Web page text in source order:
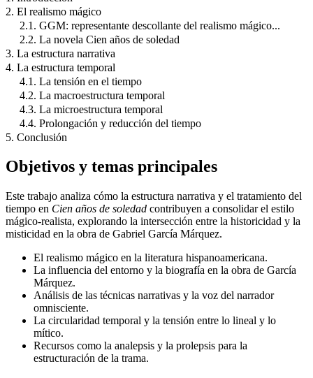
2. El realismo mágico
2.1. GGM: representante descollante del realismo mágico...
2.2. La novela Cien años de soledad
3. La estructura narrativa
4. La estructura temporal
4.1. La tensión en el tiempo
4.2. La macroestructura temporal
4.3. La microestructura temporal
4.4. Prolongación y reducción del tiempo
5. Conclusión
Objetivos y temas principales
Este trabajo analiza cómo la estructura narrativa y el tratamiento del
tiempo en Cien años de soledad contribuyen a consolidar el estilo
mágico-realista, explorando la intersección entre la historicidad y la
misticidad en la obra de Gabriel García Márquez.
El realismo mágico en la literatura hispanoamericana.
La influencia del entorno y la biografía en la obra de García
Márquez.
Análisis de las técnicas narrativas y la voz del narrador
omnisciente.
La circularidad temporal y la tensión entre lo lineal y lo
mítico.
Recursos como la analepsis y la prolepsis para la
estructuración de la trama.